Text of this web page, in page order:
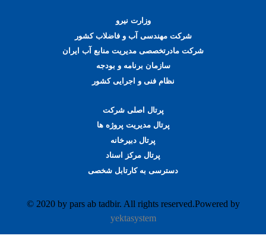
وزارت نیرو
شرکت مهندسی آب و فاضلاب کشور
شرکت مادرتخصصی مدیریت منابع آب ایران
سازمان برنامه و بودجه
نظام فنی و اجرایی کشور
پرتال اصلی شرکت
پرتال مدیریت پروژه ها
پرتال دبیرخانه
پرتال مرکز اسناد
دسترسی به کارتابل شخصی
© 2020 by pars ab tadbir. All rights reserved.Powered by
yektasystem